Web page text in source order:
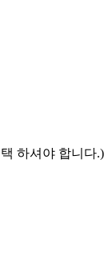
하셔야 합니다.)